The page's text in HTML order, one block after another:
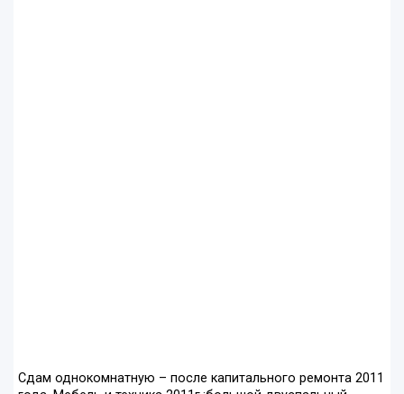
Сдам однокомнатную – после капитального ремонта 2011